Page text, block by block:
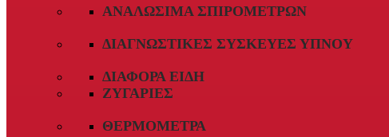
ΑΝΑΛΏΣΙΜΑ ΣΠΙΡΟΜΈΤΡΩΝ
ΔΙΑΓΝΩΣΤΙΚΈΣ ΣΥΣΚΕΥΈΣ ΎΠΝΟΥ
ΔΙΆΦΟΡΑ ΕΊΔΗ
ΖΥΓΑΡΙΈΣ
ΘΕΡΜΌΜΕΤΡΑ